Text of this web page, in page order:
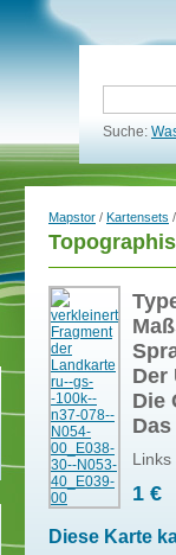
Suche:
Mapstor / Kartensets
Der
Die
1 €
Diese Karte